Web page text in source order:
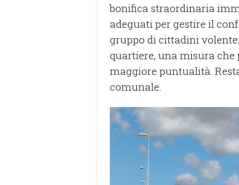
bonifica straordinaria
adeguati per gestire il
gruppo di cittadini
quartiere, una misura
maggiore puntualità.
comunale.